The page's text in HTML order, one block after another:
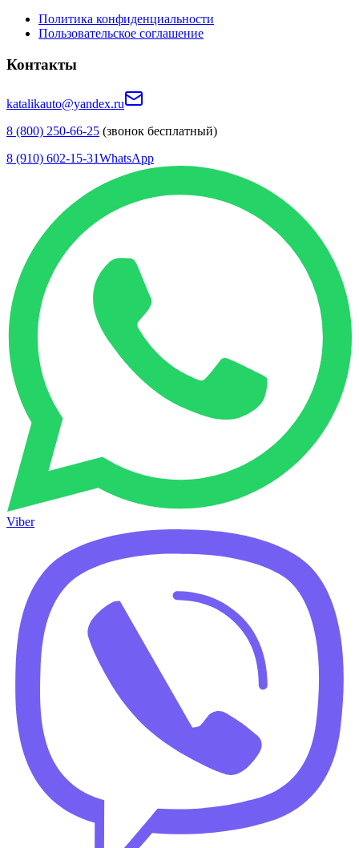
Политика конфиденциальности
Пользовательское соглашение
Контакты
katalikauto@yandex.ru
8 (800) 250-66-25 (звонок бесплатный)
8 (910) 602-15-31WhatsApp
Viber